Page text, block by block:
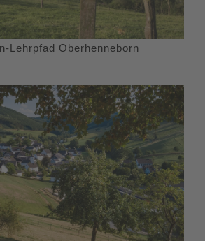
Lehrpfad Oberhenneborn